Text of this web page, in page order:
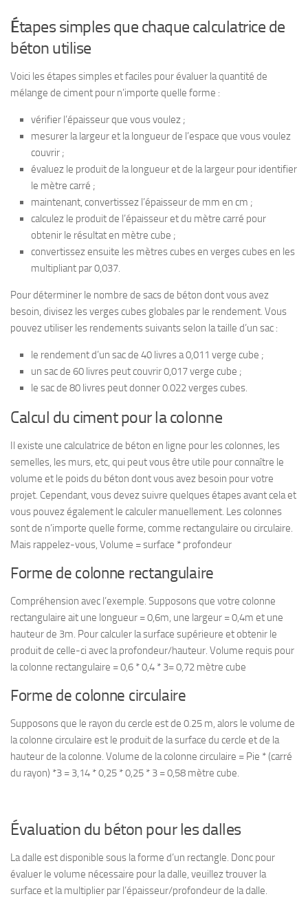
Étapes simples que chaque calculatrice de
béton utilise
Voici les étapes simples et faciles pour évaluer la quantité de
mélange de ciment pour n’importe quelle forme :
vérifier l’épaisseur que vous voulez ;
mesurer la largeur et la longueur de l’espace que vous voulez
couvrir ;
évaluez le produit de la longueur et de la largeur pour identifier
le mètre carré ;
maintenant, convertissez l’épaisseur de mm en cm ;
calculez le produit de l’épaisseur et du mètre carré pour
obtenir le résultat en mètre cube ;
convertissez ensuite les mètres cubes en verges cubes en les
multipliant par 0,037.
Pour déterminer le nombre de sacs de béton dont vous avez
besoin, divisez les verges cubes globales par le rendement. Vous
pouvez utiliser les rendements suivants selon la taille d’un sac :
le rendement d’un sac de 40 livres a 0,011 verge cube ;
un sac de 60 livres peut couvrir 0,017 verge cube ;
le sac de 80 livres peut donner 0.022 verges cubes.
Calcul du ciment pour la colonne
Il existe une calculatrice de béton en ligne pour les colonnes, les
semelles, les murs, etc, qui peut vous être utile pour connaître le
volume et le poids du béton dont vous avez besoin pour votre
projet. Cependant, vous devez suivre quelques étapes avant cela et
vous pouvez également le calculer manuellement. Les colonnes
sont de n’importe quelle forme, comme rectangulaire ou circulaire.
Mais rappelez-vous, Volume = surface * profondeur
Forme de colonne rectangulaire
Compréhension avec l’exemple. Supposons que votre colonne
rectangulaire ait une longueur = 0,6m, une largeur = 0,4m et une
hauteur de 3m. Pour calculer la surface supérieure et obtenir le
produit de celle-ci avec la profondeur/hauteur. Volume requis pour
la colonne rectangulaire = 0,6 * 0,4 * 3= 0,72 mètre cube
Forme de colonne circulaire
Supposons que le rayon du cercle est de 0.25 m, alors le volume de
la colonne circulaire est le produit de la surface du cercle et de la
hauteur de la colonne. Volume de la colonne circulaire = Pie * (carré
du rayon) *3 = 3,14 * 0,25 * 0,25 * 3 = 0,58 mètre cube.
Évaluation du béton pour les dalles
La dalle est disponible sous la forme d’un rectangle. Donc pour
évaluer le volume nécessaire pour la dalle, veuillez trouver la
surface et la multiplier par l’épaisseur/profondeur de la dalle.